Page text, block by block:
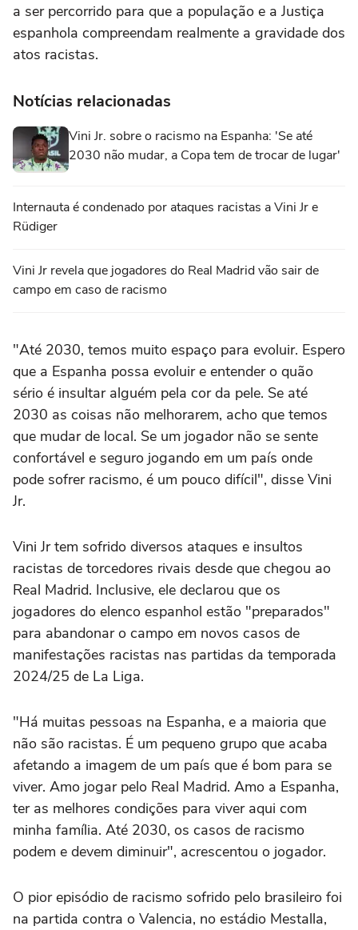
a ser percorrido para que a população e a Justiça
espanhola compreendam realmente a gravidade dos
atos racistas.
Notícias relacionadas
Vini Jr. sobre o racismo na Espanha: 'Se até
2030 não mudar, a Copa tem de trocar de lugar'
Internauta é condenado por ataques racistas a Vini Jr e
Rüdiger
Vini Jr revela que jogadores do Real Madrid vão sair de
campo em caso de racismo
"Até 2030, temos muito espaço para evoluir. Espero
que a Espanha possa evoluir e entender o quão
sério é insultar alguém pela cor da pele. Se até
2030 as coisas não melhorarem, acho que temos
que mudar de local. Se um jogador não se sente
confortável e seguro jogando em um país onde
pode sofrer racismo, é um pouco difícil", disse Vini
Jr.
Vini Jr tem sofrido diversos ataques e insultos
racistas de torcedores rivais desde que chegou ao
Real Madrid. Inclusive, ele declarou que os
jogadores do elenco espanhol estão "preparados"
para abandonar o campo em novos casos de
manifestações racistas nas partidas da temporada
2024/25 de La Liga.
"Há muitas pessoas na Espanha, e a maioria que
não são racistas. É um pequeno grupo que acaba
afetando a imagem de um país que é bom para se
viver. Amo jogar pelo Real Madrid. Amo a Espanha,
ter as melhores condições para viver aqui com
minha família. Até 2030, os casos de racismo
podem e devem diminuir", acrescentou o jogador.
O pior episódio de racismo sofrido pelo brasileiro foi
na partida contra o Valencia, no estádio Mestalla,